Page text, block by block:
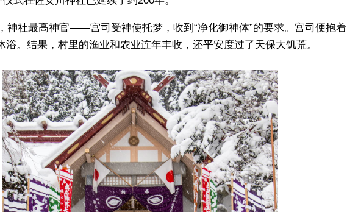
神社最高神官——宫司受神使托梦，收到“净化御神体”的要求。宫司便抱着
浴。结果，村里的渔业和农业连年丰收，还平安度过了天保大饥荒。